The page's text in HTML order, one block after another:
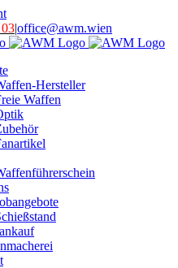
|office@awm.wien
Hersteller
Waffen